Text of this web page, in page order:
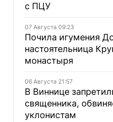
с ПЦУ
07 Августа 09:23
Почила игумения
настоятельница
монастыря
06 Августа 21:57
В Виннице
священника,
уклонистам